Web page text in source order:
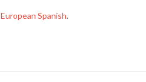
European Spanish.